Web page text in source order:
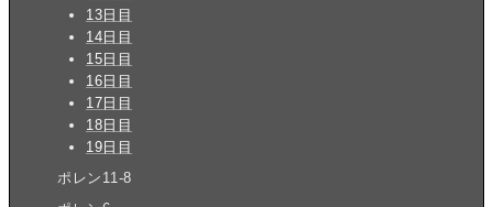
13日目
14日目
15日目
16日目
17日目
18日目
19日目
ポレン11-8